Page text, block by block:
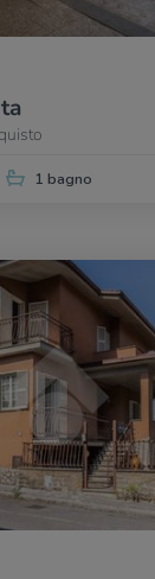
1 bagno